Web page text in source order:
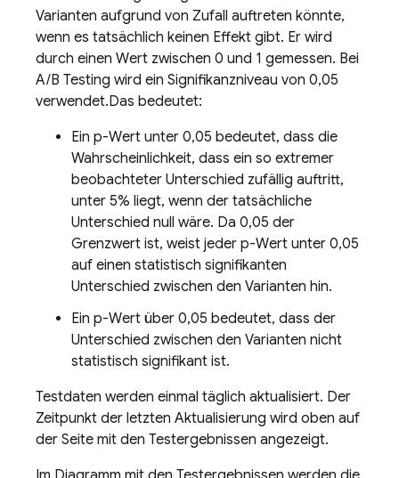
Varianten aufgrund von Zufall auftreten könnte,
wenn es tatsächlich keinen Effekt gibt. Er wird
durch einen Wert zwischen 0 und 1 gemessen. Bei
A/B Testing wird ein Signifikanzniveau von 0,05
verwendet.Das bedeutet:
Ein p-Wert unter 0,05 bedeutet, dass die
Wahrscheinlichkeit, dass ein so extremer
beobachteter Unterschied zufällig auftritt,
unter 5% liegt, wenn der tatsächliche
Unterschied null wäre. Da 0,05 der
Grenzwert ist, weist jeder p-Wert unter 0,05
auf einen statistisch signifikanten
Unterschied zwischen den Varianten hin.
Ein p-Wert über 0,05 bedeutet, dass der
Unterschied zwischen den Varianten nicht
statistisch signifikant ist.
Testdaten werden einmal täglich aktualisiert. Der
Zeitpunkt der letzten Aktualisierung wird oben auf
der Seite mit den Testergebnissen angezeigt.